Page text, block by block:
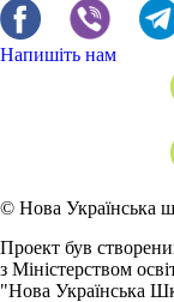
Напишіть нам
© Нова Українська
Проект був
з Міністерством
"Нова Українська